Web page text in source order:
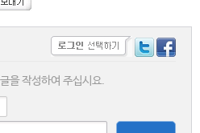
을 작성하여 주십시요.